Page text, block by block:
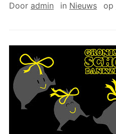
Door admin in Nieuws op